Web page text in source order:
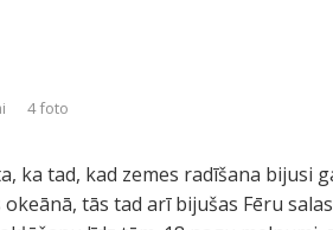
4 foto
ka tad, kad zemes radīšana bijusi
tās tad arī bijušas Fēru